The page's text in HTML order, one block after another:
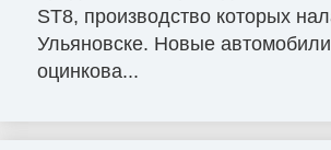
ST8, производство которых
Ульяновске. Новые
оцинкова...